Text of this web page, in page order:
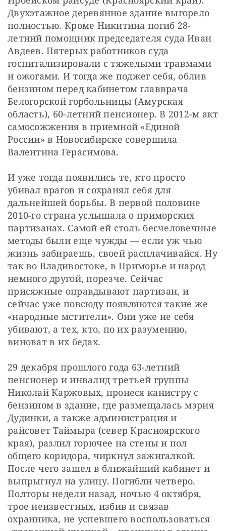
Двухэтажное деревянное здание выгорело
полностью. Кроме Никитина погиб 28-
летний помощник председателя суда Иван
Авдеев. Пятерых работников суда
госпитализировали с тяжелыми травмами
и ожогами. И тогда же поджег себя, облив
бензином перед кабинетом главврача
Белогорской горбольницы (Амурская
область), 60-летний пенсионер. В 2012-м акт
самосожжения в приемной «Единой
России» в Новосибирске совершила
Валентина Герасимова.
И уже тогда появились те, кто просто
убивал врагов и сохранял себя для
дальнейшей борьбы. В первой половине
2010-го страна услышала о приморских
партизанах. Самой ей столь бесчеловечные
методы были еще чужды — если уж чью
жизнь забираешь, своей расплачивайся. Ну
так во Владивостоке, в Приморье и народ
немного другой, порезче. Сейчас
присяжные оправдывают партизан, и
сейчас уже повсюду появляются такие же
«народные мстители». Они уже не себя
убивают, а тех, кто, по их разумению,
виноват в их бедах.
29 декабря прошлого года 63-летний
пенсионер и инвалид третьей группы
Николай Каржовых, пронеся канистру с
бензином в здание, где размещалась мэрия
Дудинки, а также администрация и
райсовет Таймыра (север Красноярского
края), разлил горючее на стены и пол
общего коридора, чиркнул зажигалкой.
После чего зашел в ближайший кабинет и
выпрыгнул на улицу. Погибли четверо.
Полторы недели назад, ночью 4 октября,
трое неизвестных, избив и связав
охранника, не успевшего воспользоваться